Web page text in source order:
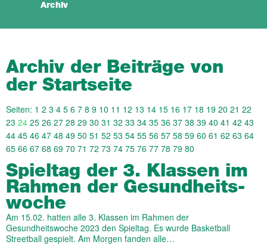
Archiv
Archiv der Beiträge von
der Startseite
Seiten: 1 2 3 4 5 6 7 8 9 10 11 12 13 14 15 16 17 18 19 20 21 22
23 24 25 26 27 28 29 30 31 32 33 34 35 36 37 38 39 40 41 42 43
44 45 46 47 48 49 50 51 52 53 54 55 56 57 58 59 60 61 62 63 64
65 66 67 68 69 70 71 72 73 74 75 76 77 78 79 80
Spiel­­tag der 3. Klassen im
Rahmen der Ge­sundheits­
woche
Am 15.02. hatten alle 3. Klassen im Rahmen der
Gesundheitswoche 2023 den Spieltag. Es wurde Basketball
Streetball gespielt. Am Morgen fanden alle…